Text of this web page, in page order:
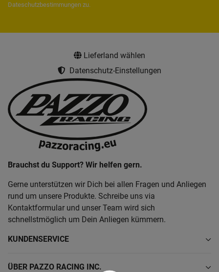
Dateschutzbestimmungen zu.
Lieferland wählen
Datenschutz-Einstellungen
Brauchst du Support? Wir helfen gern.
Gerne unterstützen wir Dich bei allen Fragen und Anliegen
rund um unsere Produkte. Schreibe uns via
Kontaktformular und unser Team wird sich
schnellstmöglich um Dein Anliegen kümmern.
KUNDENSERVICE
ÜBER PAZZO RACING INC.